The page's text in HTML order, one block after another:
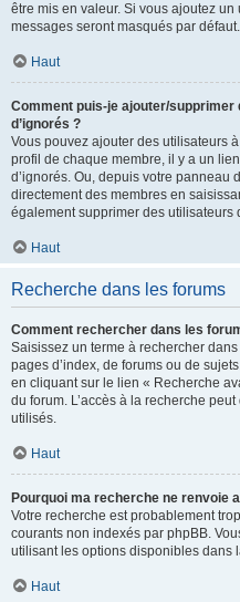
être mis en valeur. Si vous ajoutez
messages seront masqués par défaut.
Haut
Comment puis-je ajouter/supprimer
d’ignorés ?
Vous pouvez ajouter des utilisateurs
profil de chaque membre, il y a un
d’ignorés. Ou, depuis votre panneau
directement des membres en
également supprimer des utilisateurs
Haut
Recherche dans les forums
Comment rechercher dans les
Saisissez un terme à rechercher
pages d’index, de forums ou de
en cliquant sur le lien « Recherche
du forum. L’accès à la recherche
utilisés.
Haut
Pourquoi ma recherche ne renvoie
Votre recherche est probablement
courants non indexés par phpBB.
utilisant les options disponibles dans
Haut